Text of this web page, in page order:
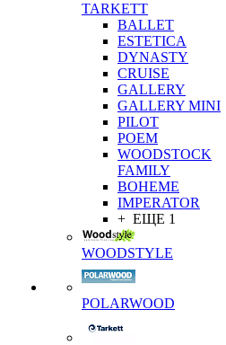
TARKETT
BALLET
ESTETICA
DYNASTY
CRUISE
GALLERY
GALLERY MINI
PILOT
POEM
WOODSTOCK
FAMILY
BOHEME
IMPERATOR
+ ЕЩЕ 1
WOODSTYLE
POLARWOOD